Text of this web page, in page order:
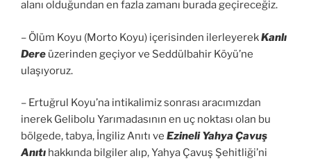
alanı olduğundan en fazla zamanı burada geçireceğiz.
– Ölüm Koyu (Morto Koyu) içerisinden ilerleyerekKanlı
Dere üzerinden geçiyor ve Seddülbahir Köyü’ne
ulaşıyoruz.
– Ertuğrul Koyu’na intikalimiz sonrası aracımızdan
inerek Gelibolu Yarımadasının en uç noktası olan bu
bölgede, tabya, İngiliz Anıtı ve Ezineli Yahya Çavuş
Anıtı hakkında bilgiler alıp, Yahya Çavuş Şehitliği’ni